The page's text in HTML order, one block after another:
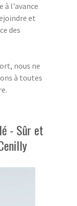
à l'avance
et
des
nous ne
à toutes
- Sûr et